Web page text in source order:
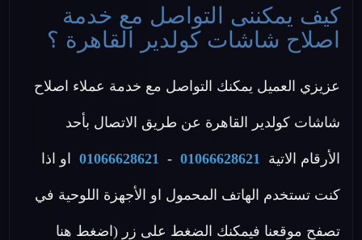
كيف يمكننى التواصل مع خدمة
اصلاح شاشات كولدير القاهرة ؟
عزيزي العميل يمكنك التواصل مع خدمة عملاء اصلاح
شاشات كولدير القاهرة عن طريق الاتصال بأحد
الأرقام الاتية 01066628621
-
01066628621 او اذا
كنت تستخدم الهاتف المحمول او الأجهزة اللوحية في
تصفح موقعنا فيمكنك الضغط على زر (اضغط هنا